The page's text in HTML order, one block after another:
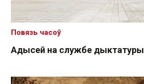
Адысей на службе дыктатуры
Повязь часоў